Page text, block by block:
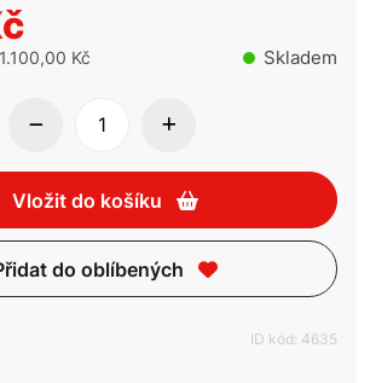
Kč Skladem
Vložit do košíku
do oblíbených
ID kód: 4635